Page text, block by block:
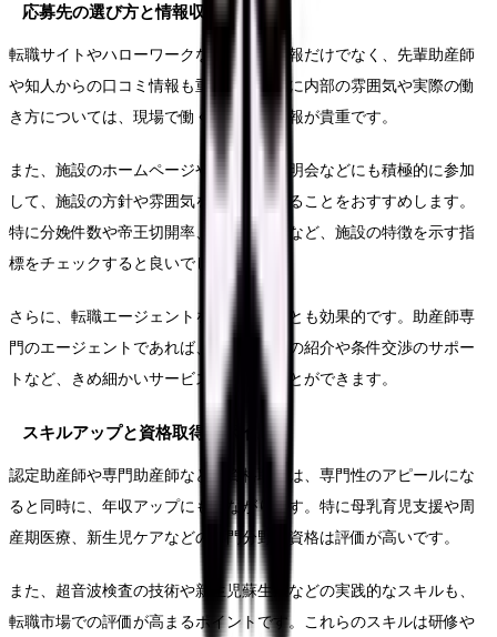
応募先の選び方と情報収集
転職サイトやハローワークなどの求人情報だけでなく、先輩助産師
や知人からの口コミ情報も重要です。特に内部の雰囲気や実際の働
き方については、現場で働く人からの情報が貴重です。
また、施設のホームページや見学会、説明会などにも積極的に参加
して、施設の方針や雰囲気を直接確認することをおすすめします。
特に分娩件数や帝王切開率、母乳育児率など、施設の特徴を示す指
標をチェックすると良いでしょう。
さらに、転職エージェントを活用することも効果的です。助産師専
門のエージェントであれば、非公開求人の紹介や条件交渉のサポー
トなど、きめ細かいサービスを受けることができます。
スキルアップと資格取得のポイント
認定助産師や専門助産師などの資格取得は、専門性のアピールにな
ると同時に、年収アップにもつながります。特に母乳育児支援や周
産期医療、新生児ケアなどの専門分野の資格は評価が高いです。
また、超音波検査の技術や新生児蘇生法などの実践的なスキルも、
転職市場での評価が高まるポイントです。これらのスキルは研修や